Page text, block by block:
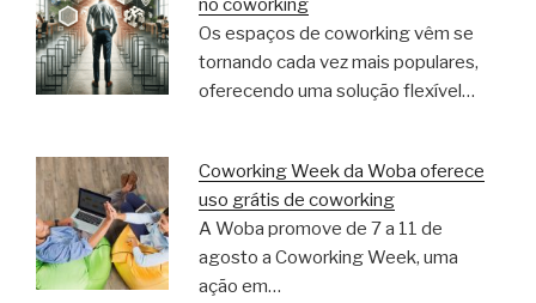
no coworking
Os espaços de coworking vêm se
tornando cada vez mais populares,
oferecendo uma solução flexível…
Coworking Week da Woba oferece
uso grátis de coworking
A Woba promove de 7 a 11 de
agosto a Coworking Week, uma
ação em…